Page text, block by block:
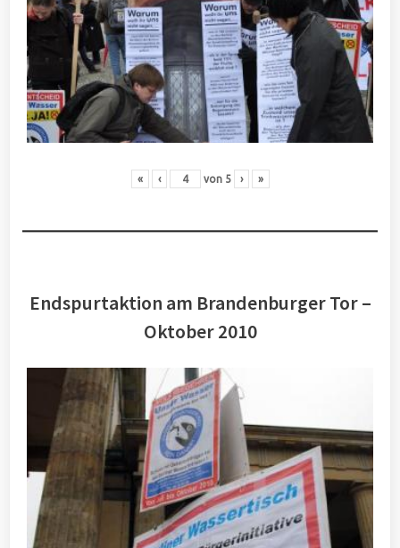
« ‹ von 5 › »
Endspurtaktion am Brandenburger Tor –
Oktober 2010